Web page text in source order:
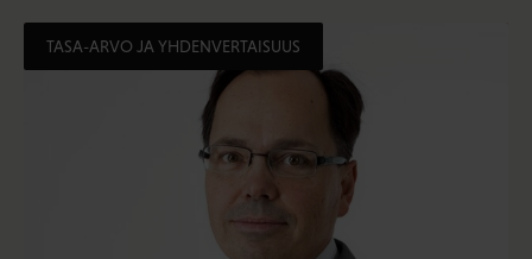
TASA-ARVO JA YHDENVERTAISUUS